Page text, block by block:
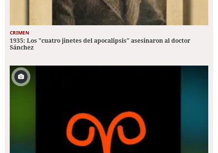
CRIMEN
1935: Los "cuatro jinetes del apocalipsis" asesinaron al doctor
Sánchez